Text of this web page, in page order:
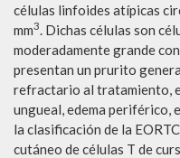
células linfoides atípicas
mm3. Dichas células son
moderadamente grande
presentan un prurito
refractario al tratamiento,
ungueal, edema periférico,
la clasificación de la
cutáneo de células T de